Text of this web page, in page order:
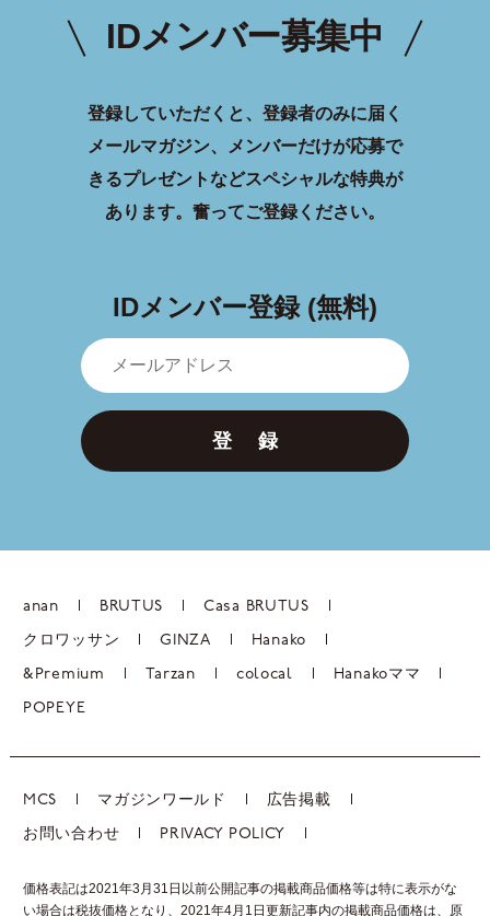
IDメンバー募集中
登録していただくと、登録者のみに届く
メールマガジン、メンバーだけが応募で
きるプレゼントなどスペシャルな特典が
あります。 奮ってご登録ください。
IDメンバー登録 (無料)
登 録
anan BRUTUS Casa BRUTUS
クロワッサン GINZA Hanako
&Premium Tarzan colocal Hanakoママ
POPEYE
MCS マガジンワールド 広告掲載
お問い合わせ PRIVACY POLICY
価格表記は2021年3月31日以前公開記事の掲載商品価格等は特に表示がな
い場合は税抜価格となり、2021年4月1日更新記事内の掲載商品価格は、 原